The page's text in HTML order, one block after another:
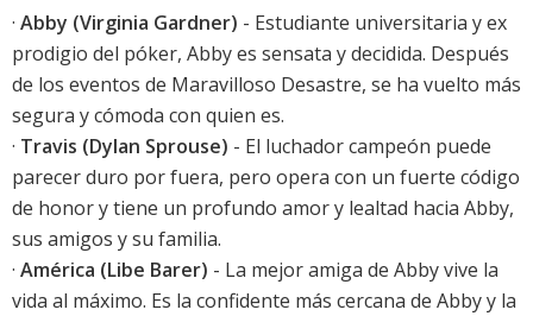
· Abby (Virginia Gardner) - Estudiante universitaria y ex
prodigio del póker, Abby es sensata y decidida. Después
de los eventos de Maravilloso Desastre, se ha vuelto más
segura y cómoda con quien es.
· Travis (Dylan Sprouse) - El luchador campeón puede
parecer duro por fuera, pero opera con un fuerte código
de honor y tiene un profundo amor y lealtad hacia Abby,
sus amigos y su familia.
· América (Libe Barer) - La mejor amiga de Abby vive la
vida al máximo. Es la confidente más cercana de Abby y la